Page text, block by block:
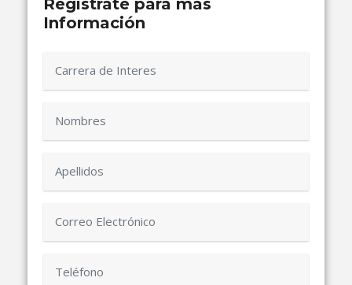
Regístrate para más
Información